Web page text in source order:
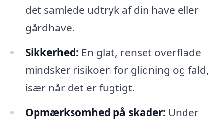
det samlede udtryk af din have eller
gårdhave.
Sikkerhed: En glat, renset overflade
mindsker risikoen for glidning og fald,
især når det er fugtigt.
Opmærksomhed på skader: Under